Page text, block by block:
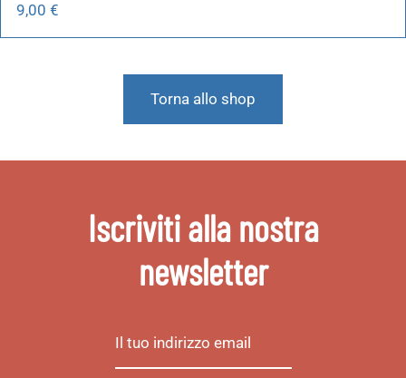
9,00 €
Torna allo shop
Iscriviti alla nostra
newsletter